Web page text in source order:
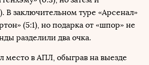
В заключительном туре «Арсенал»
(5:1), но подарка от «шпор» не
разделили два очка.
место в АПЛ, обыграв на выезде